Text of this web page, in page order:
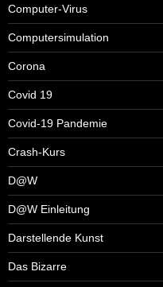
Computer-Virus
Computersimulation
Corona
Covid 19
Covid-19 Pandemie
Crash-Kurs
D@W
D@W Einleitung
Darstellende Kunst
Das Bizarre